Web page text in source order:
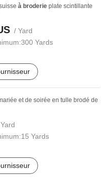
à broderie plate scintillante
/ Yard
300 Yards
et de soirée en tulle brodé de
15 Yards